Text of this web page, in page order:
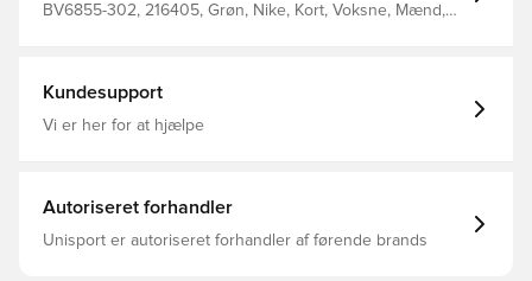
to bogstaver eller to tal. Perfekt til initialer eller nummer.
BV6855-302, 216405, Grøn, Nike, Kort, Voksne, Mænd,
Kundesupport
Vi er her for at hjælpe
Autoriseret forhandler
Unisport er autoriseret forhandler af førende brands